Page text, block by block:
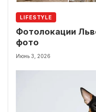
LIFESTYLE
Фотолокации
фото
Июнь 3, 2026